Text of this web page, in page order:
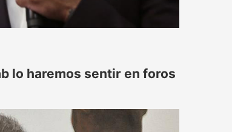
lo haremos sentir en foros